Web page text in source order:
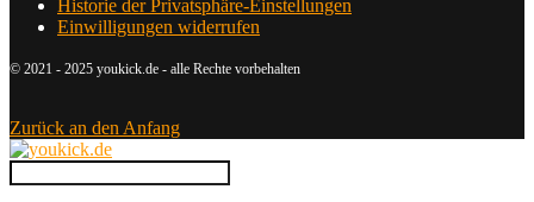
Historie der Privatsphäre-Einstellungen
Einwilligungen widerrufen
© 2021 - 2025 youkick.de - alle Rechte vorbehalten
Zurück an den Anfang